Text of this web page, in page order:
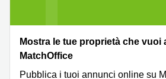
Mostra le tue proprietà che vuoi
MatchOffice
Pubblica i tuoi annunci online su